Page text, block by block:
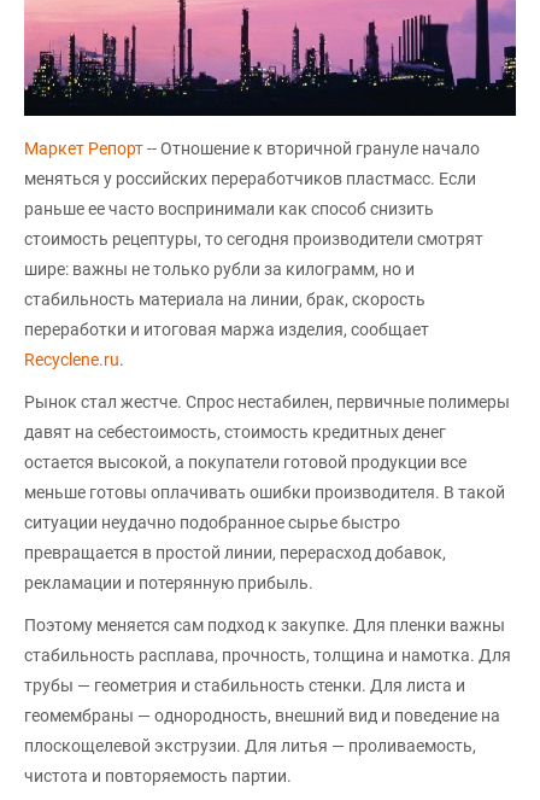
Маркет Репорт-- Отношение к вторичной грануле начало
меняться у российских переработчиков пластмасс. Если
раньше ее часто воспринимали как способ снизить
стоимость рецептуры, то сегодня производители смотрят
шире: важны не только рубли за килограмм, но и
стабильность материала на линии, брак, скорость
переработки и итоговая маржа изделия, сообщает
Recyclene.ru.
Рынок стал жестче. Спрос нестабилен, первичные полимеры
давят на себестоимость, стоимость кредитных денег
остается высокой, а покупатели готовой продукции все
меньше готовы оплачивать ошибки производителя. В такой
ситуации неудачно подобранное сырье быстро
превращается в простой линии, перерасход добавок,
рекламации и потерянную прибыль.
Поэтому меняется сам подход к закупке. Для пленки важны
стабильность расплава, прочность, толщина и намотка. Для
трубы — геометрия и стабильность стенки. Для листа и
геомембраны — однородность, внешний вид и поведение на
плоскощелевой экструзии. Для литья — проливаемость,
чистота и повторяемость партии.